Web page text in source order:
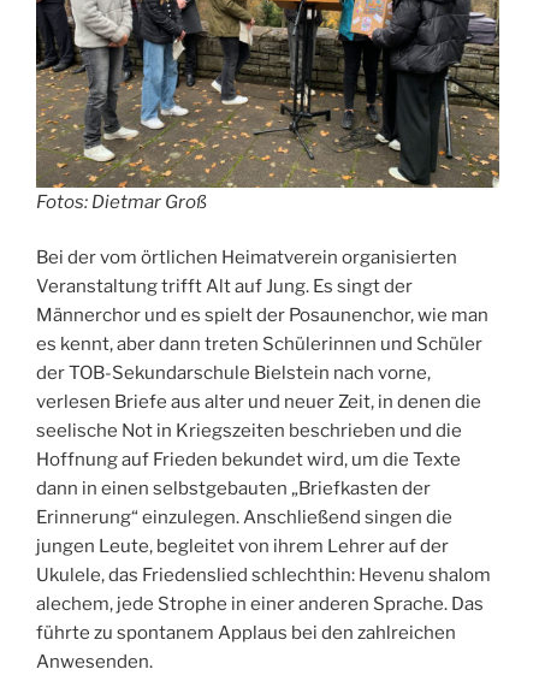
Fotos: Dietmar Groß
Bei der vom örtlichen Heimatverein organisierten
Veranstaltung trifft Alt auf Jung. Es singt der
Männerchor und es spielt der Posaunenchor, wie man
es kennt, aber dann treten Schülerinnen und Schüler
der TOB-Sekundarschule Bielstein nach vorne,
verlesen Briefe aus alter und neuer Zeit, in denen die
seelische Not in Kriegszeiten beschrieben und die
Hoffnung auf Frieden bekundet wird, um die Texte
dann in einen selbstgebauten „Briefkasten der
Erinnerung“ einzulegen. Anschließend singen die
jungen Leute, begleitet von ihrem Lehrer auf der
Ukulele, das Friedenslied schlechthin: Hevenu shalom
alechem, jede Strophe in einer anderen Sprache. Das
führte zu spontanem Applaus bei den zahlreichen
Anwesenden.